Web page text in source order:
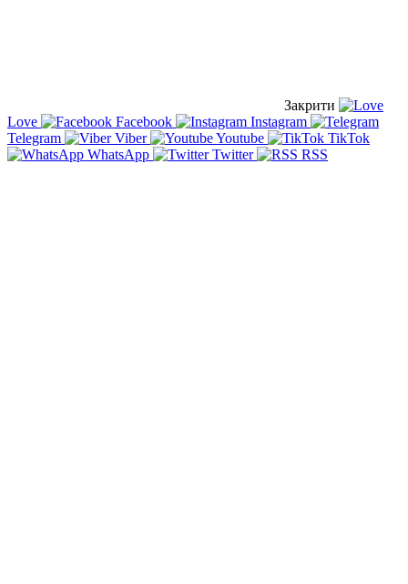
Закрити
Love
Facebook
Instagram
Telegram
Viber Youtube
TikTok
WhatsApp
Twitter RSS